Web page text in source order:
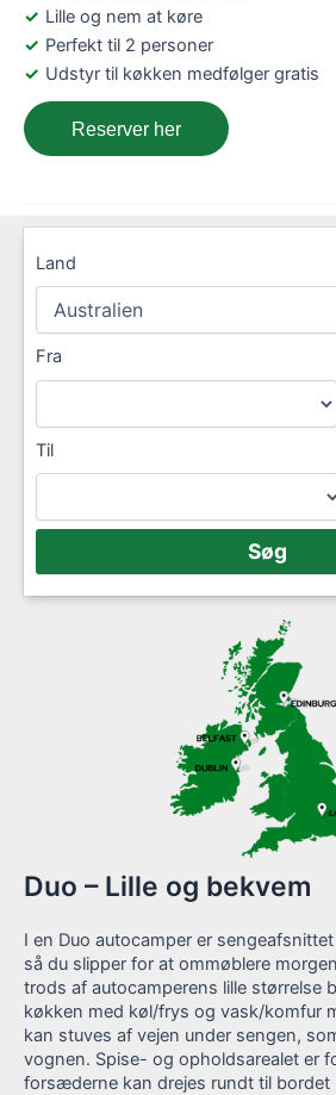
Lille og nem at køre
Perfekt til 2 personer
Udstyr til køkken medfølger gratis
Reserver her
Land
Fra
Til
Duo – Lille og bekvem
I en Duo autocamper er
så du slipper for at ommøblere
trods af autocamperens lille størrelse
køkken med køl/frys og vask/komfur
kan stuves af vejen under sengen,
vognen. Spise- og opholdsarealet er
forsæderne kan drejes rundt til bordet